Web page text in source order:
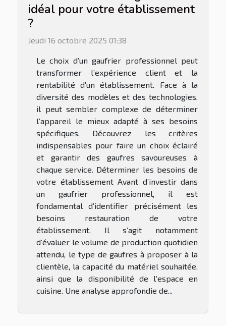
idéal pour votre établissement
?
Jeudi 16 octobre 2025 01:38
Le choix d’un gaufrier professionnel peut
transformer l’expérience client et la
rentabilité d’un établissement. Face à la
diversité des modèles et des technologies,
il peut sembler complexe de déterminer
l’appareil le mieux adapté à ses besoins
spécifiques. Découvrez les critères
indispensables pour faire un choix éclairé
et garantir des gaufres savoureuses à
chaque service. Déterminer les besoins de
votre établissement Avant d’investir dans
un gaufrier professionnel, il est
fondamental d’identifier précisément les
besoins restauration de votre
établissement. Il s’agit notamment
d’évaluer le volume de production quotidien
attendu, le type de gaufres à proposer à la
clientèle, la capacité du matériel souhaitée,
ainsi que la disponibilité de l’espace en
cuisine. Une analyse approfondie de...